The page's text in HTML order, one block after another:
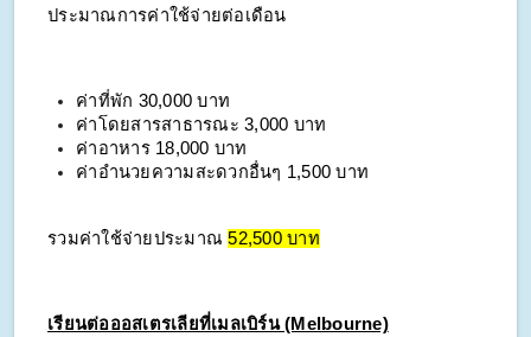
ประมาณการค่าใช้จ่ายต่อเดือน
ค่าที่พัก 30,000 บาท
ค่าโดยสารสาธารณะ 3,000 บาท
ค่าอาหาร 18,000 บาท
ค่าอำนวยความสะดวกอื่นๆ 1,500 บาท
รวมค่าใช้จ่ายประมาณ52,500 บาท
เรียนต่อออสเตรเลียที่เมลเบิร์น (Melbourne)